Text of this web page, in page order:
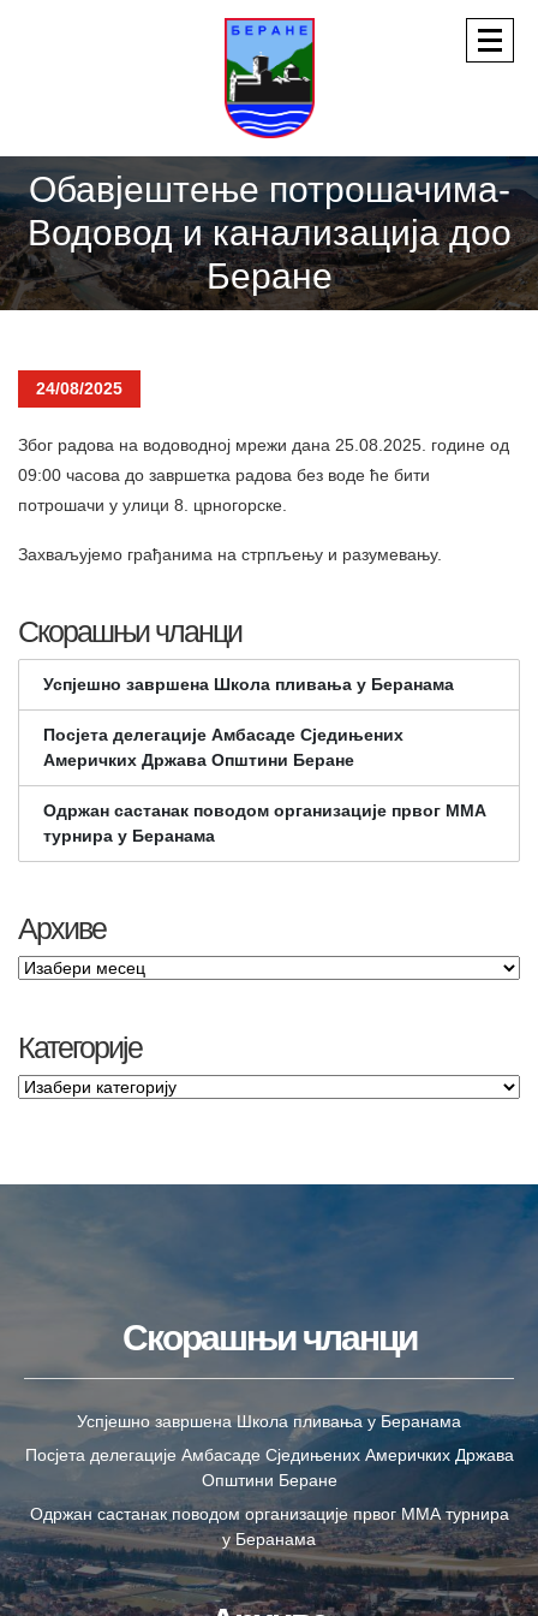
Обавјештење потрошачима-
Водовод и канализација доо
Беране
24/08/2025
Због радова на водоводној мрежи дана 25.08.2025. године од
09:00 часова до завршетка радова без воде ће бити
потрошачи у улици 8. црногорске.
Захваљујемо грађанима на стрпљењу и разумевању.
Скорашњи чланци
Успјешно завршена Школа пливања у Беранама
Посјета делегације Амбасаде Сједињених
Америчких Држава Општини Беране
Одржан састанак поводом организације првог ММА
турнира у Беранама
Архиве
Категорије
Скорашњи чланци
Успјешно завршена Школа пливања у Беранама
Посјета делегације Амбасаде Сједињених Америчких Држава
Општини Беране
Одржан састанак поводом организације првог ММА турнира
у Беранама